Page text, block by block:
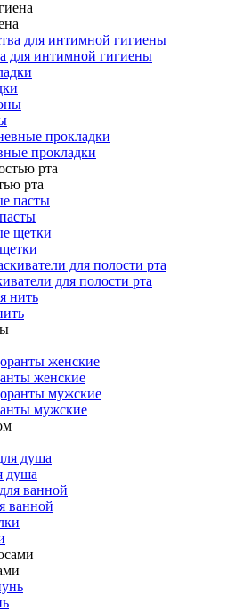
для интимной гигиены
прокладки
рта
для полости рта
женские
мужские
душа
ванной